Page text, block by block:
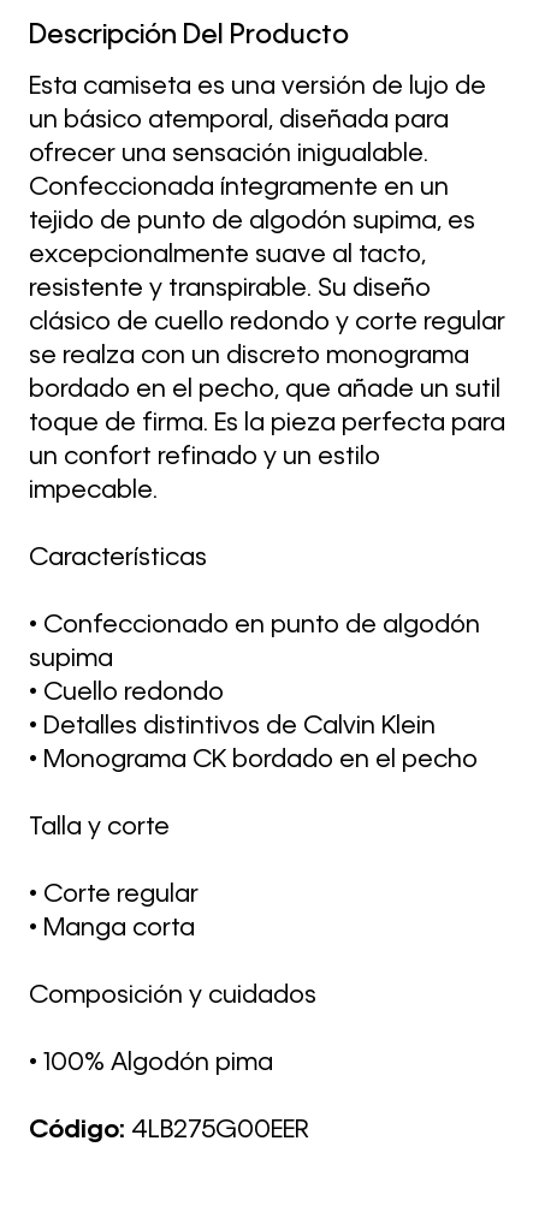
Descripción Del Producto
Esta camiseta es una versión de lujo de
un básico atemporal, diseñada para
ofrecer una sensación inigualable.
Confeccionada íntegramente en un
tejido de punto de algodón supima, es
excepcionalmente suave al tacto,
resistente y transpirable. Su diseño
clásico de cuello redondo y corte regular
se realza con un discreto monograma
bordado en el pecho, que añade un sutil
toque de firma. Es la pieza perfecta para
un confort refinado y un estilo
impecable.
Características
• Confeccionado en punto de algodón
supima
• Cuello redondo
• Detalles distintivos de Calvin Klein
• Monograma CK bordado en el pecho
Talla y corte
• Corte regular
• Manga corta
Composición y cuidados
• 100% Algodón pima
Código: 4LB275G00EER